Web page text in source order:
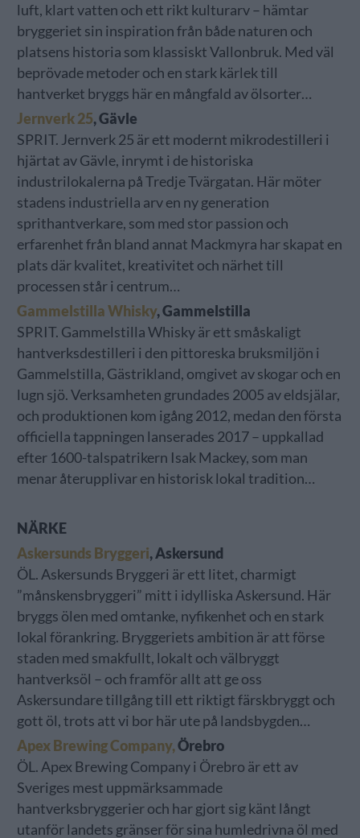
luft, klart vatten och ett rikt kulturarv – hämtar
bryggeriet sin inspiration från både naturen och
platsens historia som klassiskt Vallonbruk. Med väl
beprövade metoder och en stark kärlek till
hantverket bryggs här en mångfald av ölsorter…
Jernverk 25, Gävle
SPRIT. Jernverk 25 är ett modernt mikrodestilleri i
hjärtat av Gävle, inrymt i de historiska
industrilokalerna på Tredje Tvärgatan. Här möter
stadens industriella arv en ny generation
sprithantverkare, som med stor passion och
erfarenhet från bland annat Mackmyra har skapat en
plats där kvalitet, kreativitet och närhet till
processen står i centrum…
Gammelstilla Whisky, Gammelstilla
SPRIT. Gammelstilla Whisky är ett småskaligt
hantverksdestilleri i den pittoreska bruksmiljön i
Gammelstilla, Gästrikland, omgivet av skogar och en
lugn sjö. Verksamheten grundades 2005 av eldsjälar,
och produktionen kom igång 2012, medan den första
officiella tappningen lanserades 2017 – uppkallad
efter 1600-talspatrikern Isak Mackey, som man
menar återupplivar en historisk lokal tradition…
NÄRKE
Askersunds Bryggeri, Askersund
ÖL. Askersunds Bryggeri är ett litet, charmigt
”månskensbryggeri” mitt i idylliska Askersund. Här
bryggs ölen med omtanke, nyfikenhet och en stark
lokal förankring. Bryggeriets ambition är att förse
staden med smakfullt, lokalt och välbryggt
hantverksöl – och framför allt att ge oss
Askersundare tillgång till ett riktigt färskbryggt och
gott öl, trots att vi bor här ute på landsbygden…
Apex Brewing Company,Örebro
ÖL. Apex Brewing Company i Örebro är ett av
Sveriges mest uppmärksammade
hantverksbryggerier och har gjort sig känt långt
utanför landets gränser för sina humledrivna öl med